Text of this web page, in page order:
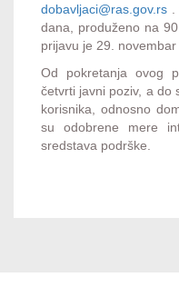
dobavljaci@ras.gov.rs
dana, produženo na
prijavu je 29. novembar
Od pokretanja ovog
četvrti javni poziv, a do
korisnika, odnosno
su odobrene mere
sredstava podrške.